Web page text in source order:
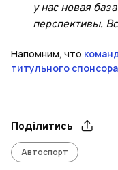
у нас новая
перспективы.
Напомним, что
титульного спонсора
Поділитись
Автоспорт